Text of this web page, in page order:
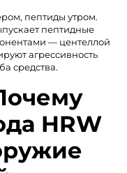
пептиды утром.
пептидные
— центеллой
агрессивность
средства.
HRW